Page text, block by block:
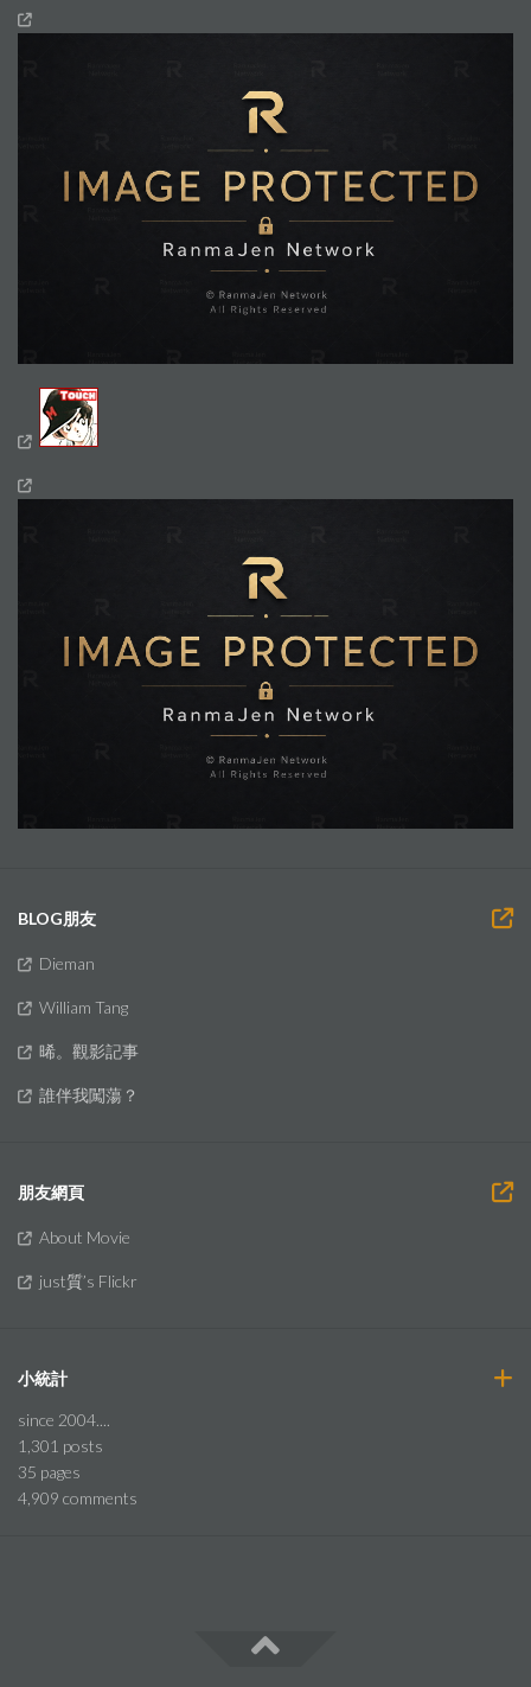
BLOG朋友
Dieman
William Tang
晞。觀影記事
誰伴我闖蕩？
朋友網頁
About Movie
just質’s Flickr
小統計
since 2004....
1,301 posts
35 pages
4,909 comments